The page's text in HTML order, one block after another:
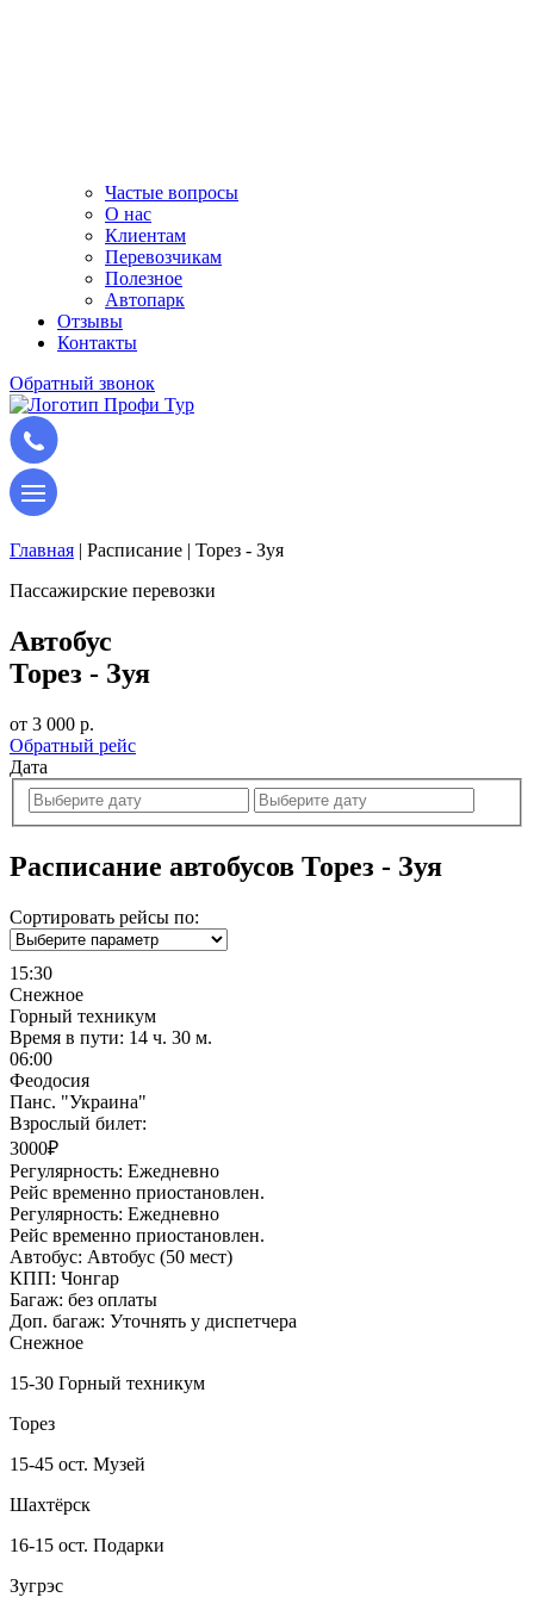
Частые вопросы
О нас
Клиентам
Перевозчикам
Полезное
Автопарк
Отзывы
Контакты
Обратный звонок
Главная | Расписание | Торез - Зуя
Пассажирские перевозки
Автобус
Торез - Зуя
от 3 000 р.
Обратный рейс
Дата
Расписание автобусов Торез - Зуя
Сортировать рейсы по:
15:30
Снежное
Горный техникум
Время в пути: 14 ч. 30 м.
06:00
Феодосия
Панс. "Украина"
Взрослый билет:
3000₽
Регулярность: Ежедневно
Рейс временно приостановлен.
Регулярность: Ежедневно
Рейс временно приостановлен.
Автобус: Автобус (50 мест)
КПП: Чонгар
Багаж: без оплаты
Доп. багаж: Уточнять у диспетчера
Снежное
15-30 Горный техникум
Торез
15-45 ост. Музей
Шахтёрск
16-15 ост. Подарки
Зугрэс